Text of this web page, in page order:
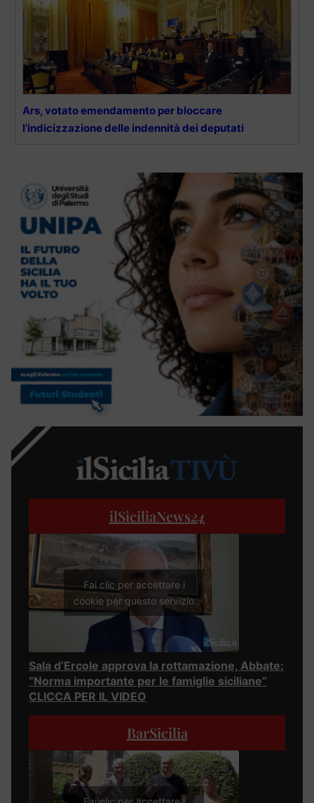
Ars, votato emendamento per bloccare
l’indicizzazione delle indennità dei deputati
ilSiciliaNews24
Fai clic per accettare i
cookie per questo servizio
Sala d’Ercole approva la rottamazione, Abbate:
“Norma importante per le famiglie siciliane”
CLICCA PER IL VIDEO
BarSicilia